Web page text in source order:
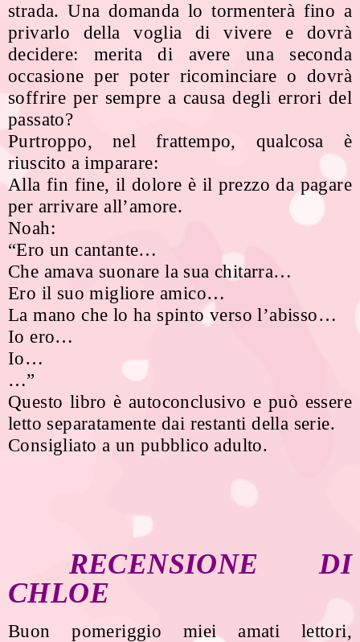
strada. Una domanda lo tormenterà fino a
privarlo della voglia di vivere e dovrà
decidere: merita di avere una seconda
occasione per poter ricominciare o dovrà
soffrire per sempre a causa degli errori del
passato?
Purtroppo, nel frattempo, qualcosa è
riuscito a imparare:
Alla fin fine, il dolore è il prezzo da pagare
per arrivare all’amore.
Noah:
“Ero un cantante…
Che amava suonare la sua chitarra…
Ero il suo migliore amico…
La mano che lo ha spinto verso l’abisso…
Io ero…
Io…
…”
Questo libro è autoconclusivo e può essere
letto separatamente dai restanti della serie.
Consigliato a un pubblico adulto.
RECENSIONE DI
CHLOE
Buon pomeriggio miei amati lettori,